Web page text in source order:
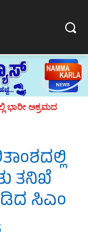
ಭಾರೀ ಅಕ್ರಮದ
ತನಿಖೆ
ಸಿಎಂ